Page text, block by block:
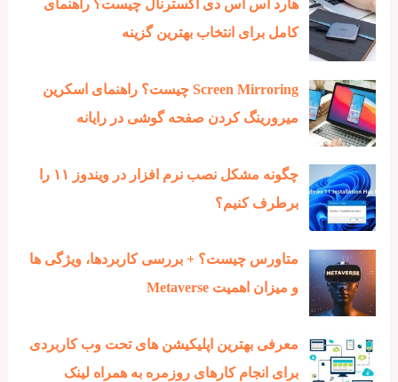
هارد اس اس دی اکسترنال چیست؟ راهنمای
کامل برای انتخاب بهترین گزینه
Screen Mirroring چیست؟ راهنمای اسکرین
میرورینگ کردن صفحه گوشی در رایانه
چگونه مشکل نصب نرم افزار در ویندوز ۱۱ را
برطرف کنیم؟
متاورس چیست؟ + بررسی کاربردها، ویژگی ها
و میزان اهمیت Metaverse
معرفی بهترین اپلیکیشن های تحت وب کاربردی
برای انجام کارهای روزمره به همراه لینک